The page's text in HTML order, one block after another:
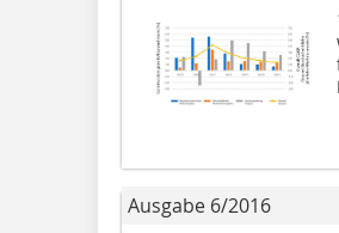
Ausgabe 6/2016